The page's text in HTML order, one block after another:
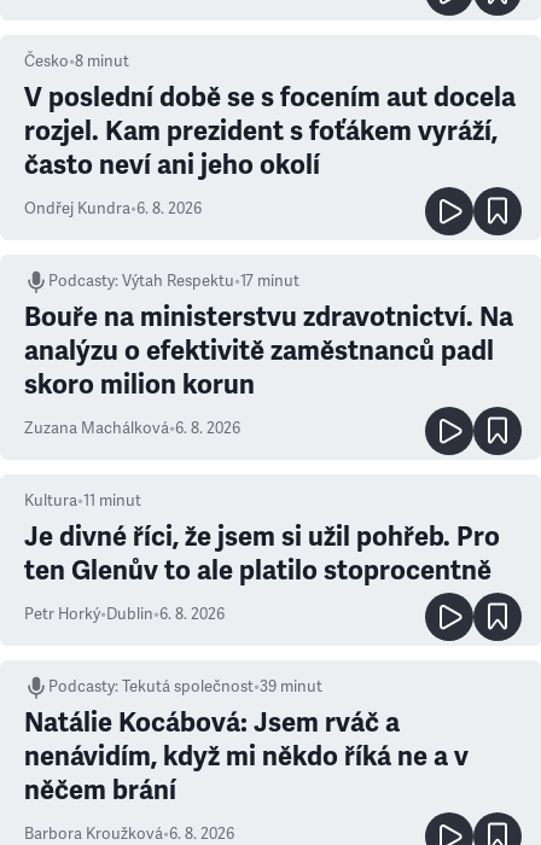
Česko•8 minut
V poslední době se s focením aut docela
rozjel. Kam prezident s foťákem vyráží,
často neví ani jeho okolí
Ondřej Kundra•6. 8. 2026
Podcasty:Výtah Respektu•17 minut
Bouře na ministerstvu zdravotnictví. Na
analýzu o efektivitě zaměstnanců padl
skoro milion korun
Zuzana Machálková•6. 8. 2026
Kultura•11 minut
Je divné říci, že jsem si užil pohřeb. Pro
ten Glenův to ale platilo stoprocentně
Petr Horký•Dublin•6. 8. 2026
Podcasty:Tekutá společnost•39 minut
Natálie Kocábová: Jsem rváč a
nenávidím, když mi někdo říká ne a v
něčem brání
Barbora Kroužková•6. 8. 2026